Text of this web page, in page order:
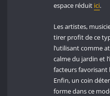
espace réduit ici.
Les artistes,
tirer profit de ce
l’utilisant comme
calme du jardin et
facteurs favorisant
Enfin, un coin
forme dans ce